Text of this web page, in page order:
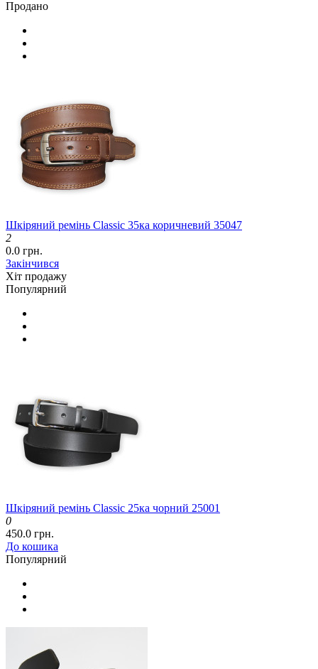
Продано
Шкіряний ремінь Classic 35ка коричневий 35047
2
0.0 грн.
Закінчився
Хіт продажу
Популярний
Шкіряний ремінь Classic 25ка чорний 25001
0
450.0 грн.
До кошика
Популярний